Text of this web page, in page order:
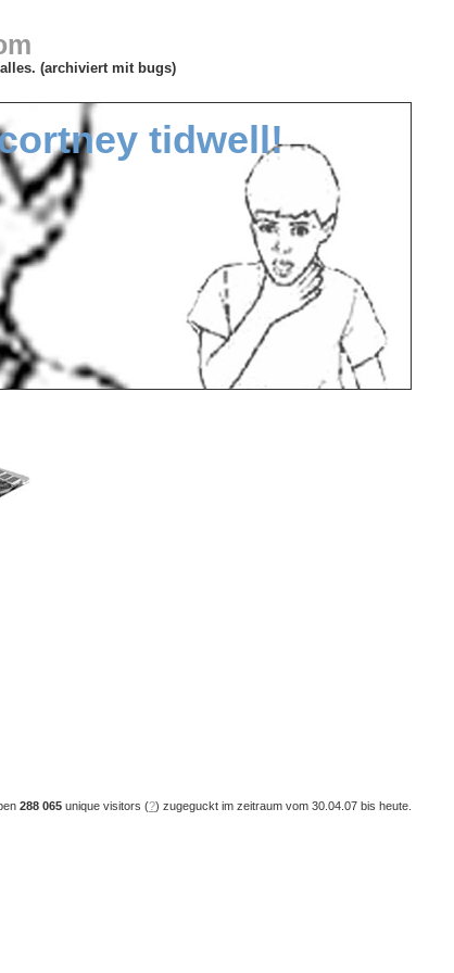
(archiviert mit bugs)
tidwell!
288 065 unique visitors (?) zugeguckt im zeitraum vom 30.04.07 bis heute.